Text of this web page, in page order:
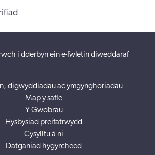
i dderbyn ein e-fwletin diweddaraf
digwyddiadau ac ymgynghoriadau
Map y safle
Y Gwobrau
Hysbysiad preifatrwydd
Cysylltu â ni
Datganiad hygyrchedd